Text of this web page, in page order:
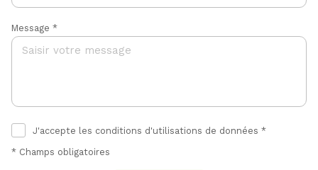
Message *
J'accepte les conditions d'utilisations de données *
* Champs obligatoires